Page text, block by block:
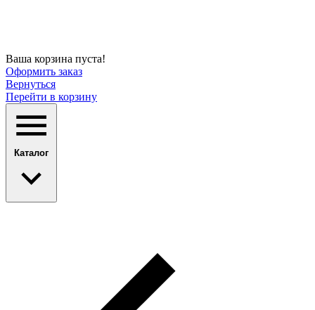
Ваша корзина пуста!
Оформить заказ
Вернуться
Перейти в корзину
Каталог